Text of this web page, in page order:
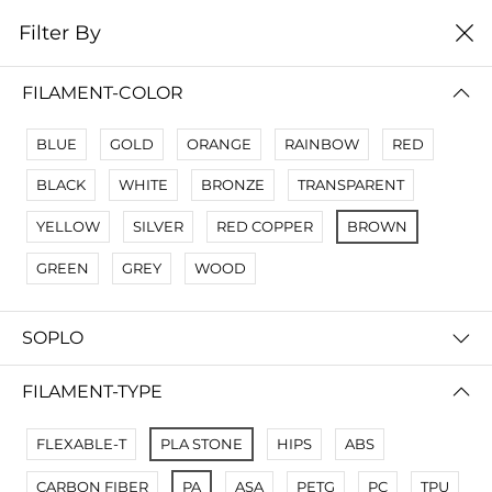
0
No Results
Not Found Filters1
Not Found Filters2
Filter By
FILAMENT-COLOR
BLUE GOLD ORANGE RAINBOW RED
BLACK WHITE BRONZE TRANSPARENT
YELLOW SILVER RED COPPER BROWN
GREEN GREY WOOD
SOPLO
FILAMENT-TYPE
FLEXABLE-T PLA STONE HIPS ABS
CARBON FIBER PA ASA PETG PC TPU